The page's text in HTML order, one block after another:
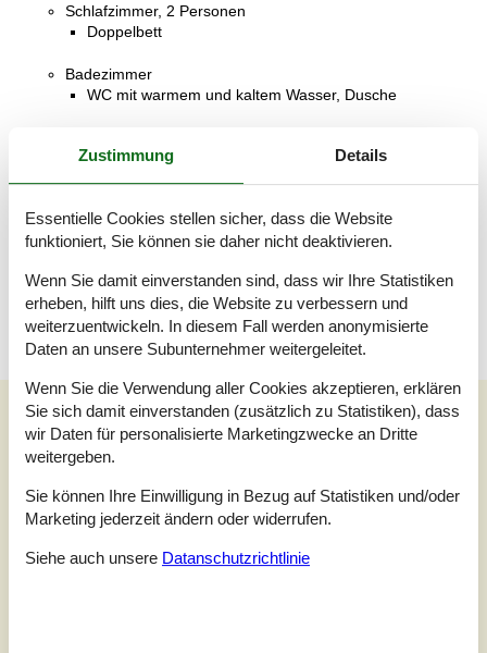
Schlafzimmer, 2 Personen
Doppelbett
Badezimmer
WC mit warmem und kaltem Wasser, Dusche
WC mit warmem und kaltem Wasser, Dusche
Einzelmatratze
Teilweise überdachte Terrasse
Unsere Gästebewertungen
Unsere GästebewertungenExterne Bewertungen
5,0 Bezogen auf
Letzte Bewertung ist vom 01.09.2024
Zustimmung Details
Essentielle Cookies stellen sicher, dass die Website
funktioniert, Sie können sie daher nicht deaktivieren.
Wenn Sie damit einverstanden sind, dass wir Ihre Statistiken
erheben, hilft uns dies, die Website zu verbessern und
weiterzuentwickeln. In diesem Fall werden anonymisierte
Daten an unsere Subunternehmer weitergeleitet.
Wenn Sie die Verwendung aller Cookies akzeptieren, erklären
Sie sich damit einverstanden (zusätzlich zu Statistiken), dass
wir Daten für personalisierte Marketingzwecke an Dritte
weitergeben.
Sie können Ihre Einwilligung in Bezug auf Statistiken und/oder
Marketing jederzeit ändern oder widerrufen.
Siehe auch unsere Datanschutzrichtlinie